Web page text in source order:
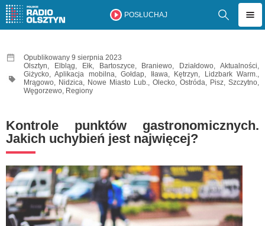
POSŁUCHAJ
Opublikowany 9 sierpnia 2023
Olsztyn, Elbląg, Ełk, Bartoszyce, Braniewo, Działdowo,Aktualności,
Giżycko,Aplikacja mobilna,Gołdap, Iława, Kętrzyn, Lidzbark Warm.,
Mrągowo, Nidzica, Nowe Miasto Lub., Olecko, Ostróda, Pisz, Szczytno,
Węgorzewo, Regiony
Kontrole punktów gastronomicznych.
Jakich uchybień jest najwięcej?